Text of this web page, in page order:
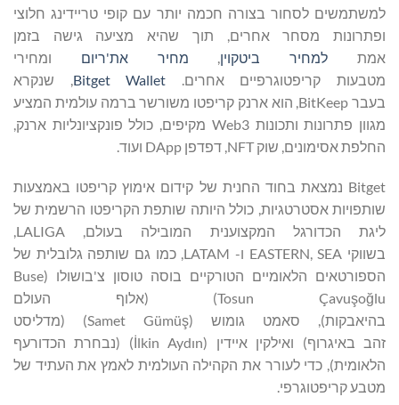
למשתמשים לסחור בצורה חכמה יותר עם קופי טריידינג חלוצי
ופתרונות מסחר אחרים, תוך שהיא מציעה גישה בזמן
אמת למחיר ביטקוין מחיראת'ריום ומחירי
מטבעות קריפטוגרפיים אחרים.
BitgetWallet
, שנקרא
בעבר BitKeep, הוא ארנק קריפטו משורשר ברמה עולמית המציע
מגוון פתרונות ותכונות Web3 מקיפים, כולל פונקציונליות ארנק,
החלפת אסימונים, שוק NFT, דפדפן DApp ועוד.
Bitget נמצאת בחוד החנית של קידום אימוץ קריפטו באמצעות
שותפויות אסטרטגיות, כולל היותה שותפת הקריפטו הרשמית של
ליגת הכדורגל המקצוענית המובילה בעולם, LALIGA,
בשווקי EASTERN, SEA ו- LATAM, כמו גם שותפה גלובלית של
הספורטאים הלאומיים הטורקיים בוסה טוסון צ'בושולו (Buse
Tosun Çavuşoğlu) (אלוף העולם
בהיאבקות), סאמט גומוש (Samet Gümüş) (מדליסט
זהב באיגרוף) ואילקין איידין (İlkin Aydın) (נבחרת הכדורעף
הלאומית), כדי לעורר את הקהילה העולמית לאמץ את העתיד של
מטבע קריפטוגרפי.